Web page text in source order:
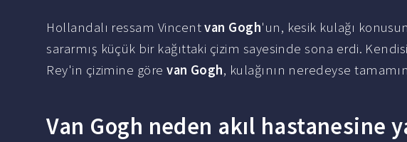
Hollandalı ressam Vincentvan Gogh'un, kesik kulağı
sararmış küçük bir kağıttaki çizim sayesinde sona erdi.
Rey'in çizimine görevan Gogh, kulağının neredeyse
Van Gogh neden akıl hastanesine